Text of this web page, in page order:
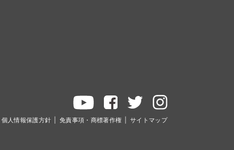
個人情報保護方針 免責事項・商標著作権 サイトマップ